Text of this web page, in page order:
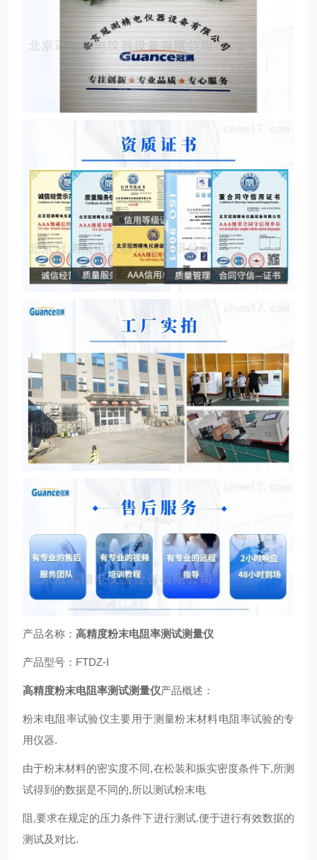
产品名称： 高精度粉末电阻率测试测量仪
产品型号：FTDZ-I
高精度粉末电阻率测试测量仪产品概述：
粉末电阻率试验仪主要用于测量粉末材料电阻率试验的专
用仪器.
由于粉末材料的密实度不同,在松装和振实密度条件下,所测
试得到的数据是不同的,所以测试粉末电
阻,要求在规定的压力条件下进行测试.便于进行有效数据的
测试及对比.